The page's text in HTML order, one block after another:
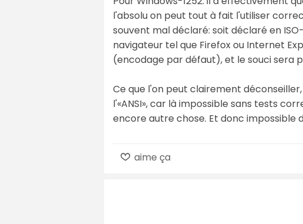
l'absolu on peut tout à fait l'utiliser
souvent mal déclaré: soit déclaré en
navigateur tel que Firefox ou Internet
(encodage par défaut), et le souci sera
Ce que l'on peut clairement
l'«ANSI», car là impossible sans tests
encore autre chose. Et donc impossible
aime ça